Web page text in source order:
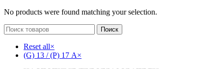
No products were found matching your selection.
Поиск
Reset all×
(G) 13 / (P) 17 А×